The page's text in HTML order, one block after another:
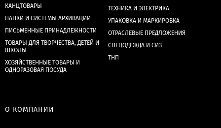
КАНЦТОВАРЫ
ПАПКИ И СИСТЕМЫ АРХИВАЦИИ
ПИСЬМЕННЫЕ ПРИНАДЛЕЖНОСТИ
ТОВАРЫ ДЛЯ ТВОРЧЕСТВА, ДЕТЕЙ И
ШКОЛЫ
ХОЗЯЙСТВЕННЫЕ ТОВАРЫ И
ОДНОРАЗОВАЯ ПОСУДА
ТЕХНИКА И ЭЛЕКТРИКА
УПАКОВКА И МАРКИРОВКА
ОТРАСЛЕВЫЕ ПРЕДЛОЖЕНИЯ
СПЕЦОДЕЖДА И СИЗ
ТНП
О КОМПАНИИ